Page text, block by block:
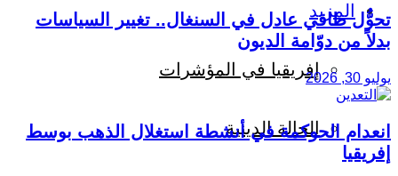
المزيد
إفريقيا في المؤشرات
الحالة الدينية
تحوُّل طاقي عادل في السنغال.. تغيير السياسات
بدلاً من دوّامة الديون
يوليو 30, 2026
انعدام الحوكمة في أنشطة استغلال الذهب بوسط
إفريقيا